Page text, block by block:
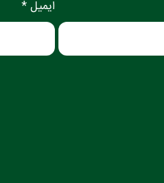
ایمیل *